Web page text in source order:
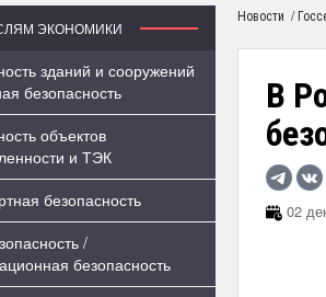
ЭКОНОМИКИ
зданий и сооружений
безопасность
объектов
и ТЭК
безопасность
/
безопасность
Новости /
В
02